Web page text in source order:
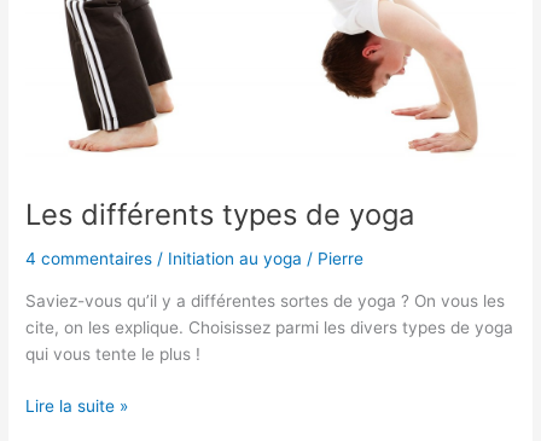
Les différents types de yoga
4 commentaires / Initiation au yoga / Pierre
Saviez-vous qu’il y a différentes sortes de yoga ? On vous les
cite, on les explique. Choisissez parmi les divers types de yoga
qui vous tente le plus !
Les
Lire la suite »